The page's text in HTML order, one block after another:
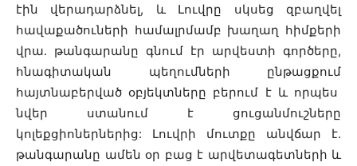
էին վերադարձնել, և Լուվրը սկսեց զբաղվել
հավաքածուների համալրմամբ խաղաղ հիմքերի
վրա. թանգարանը գնում էր արվեստի գործերը,
հնագիտական պեղումների ընթացքում
հայտնաբերված օբյեկտները բերում է և որպես
նվեր ստանում է ցուցանմուշները
կոլեքցիոներներից: Լուվրի մուտքը անվճար է.
թանգարանը ամեն օր բաց է արվետագետների և